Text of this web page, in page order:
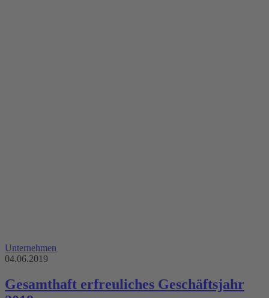
Unternehmen
04.06.2019
Gesamthaft erfreuliches Geschäftsjahr